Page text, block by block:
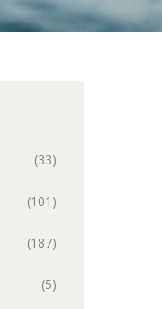
(33)
(101)
(187)
(5)